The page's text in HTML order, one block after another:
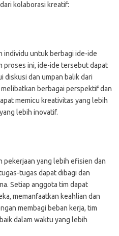
kolaborasi kreatif:
individu untuk berbagi ide-ide
proses ini, ide-ide tersebut dapat
diskusi dan umpan balik dari
berbagai perspektif dan
memicu kreativitas yang lebih
lebih inovatif.
pekerjaan yang lebih efisien dan
tugas dapat dibagi dan
Setiap anggota tim dapat
memanfaatkan keahlian dan
membagi beban kerja, tim
dalam waktu yang lebih